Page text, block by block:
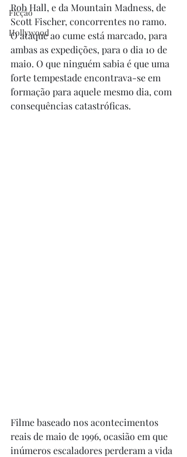
Ficção
Hollywood
Rob Hall, e da Mountain Madness, de
Scott Fischer, concorrentes no ramo.
O ataque ao cume está marcado, para
ambas as expedições, para o dia 10 de
maio. O que ninguém sabia é que uma
forte tempestade encontrava-se em
formação para aquele mesmo dia, com
consequências catastróficas.
Filme baseado nos acontecimentos
reais de maio de 1996, ocasião em que
inúmeros escaladores perderam a vida